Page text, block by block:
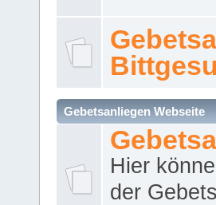
Gebetsanliegen Webseite
Hier
der